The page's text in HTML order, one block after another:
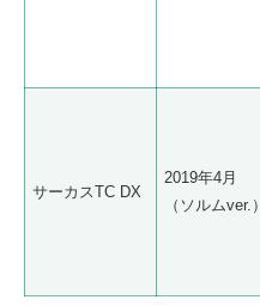
サーカスTC DX
2019年4月
（ソルムver.）